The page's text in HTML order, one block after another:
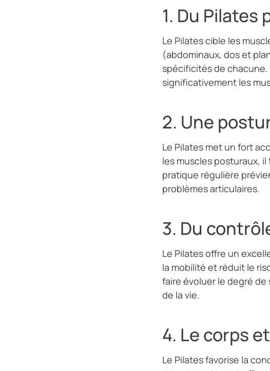
1. Du Pilates
Le Pilates cible les
(abdominaux, dos et
spécificités de
significativement les
2. Une
Le Pilates met un fort
les muscles posturaux,
pratique régulière
problèmes articulaires.
3. Du
Le Pilates offre un
la mobilité et réduit le
faire évoluer le degré
de la vie.
4. Le corps
Le Pilates favorise la